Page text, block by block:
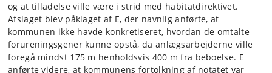
og at tilladelse ville være i strid med habitatdirektivet.
Afslaget blev påklaget af E, der navnlig anførte, at
kommunen ikke havde konkretiseret, hvordan de omtalte
forureningsgener kunne opstå, da anlægsarbejderne ville
foregå mindst 175 m henholdsvis 400 m fra beboelse. E
anførte videre, at kommunens fortolkning af notatet var